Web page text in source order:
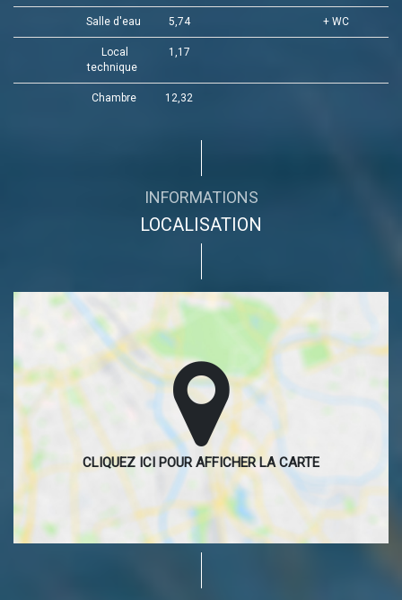
Salle d'eau 5,74 + WC
Local
technique
1,17
Chambre 12,32
INFORMATIONS
LOCALISATION